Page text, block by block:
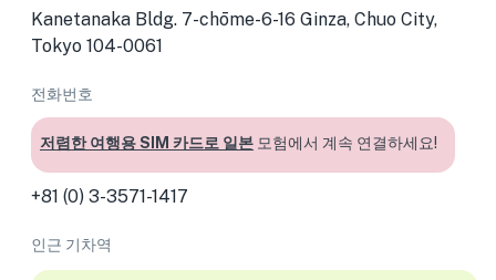
Kanetanaka Bldg. 7-chōme-6-16 Ginza, Chuo City,
Tokyo 104-0061
전화번호
저렴한 여행용 SIM 카드로 일본 모험에서 계속 연결하세요!
+81 (0) 3-3571-1417
인근 기차역